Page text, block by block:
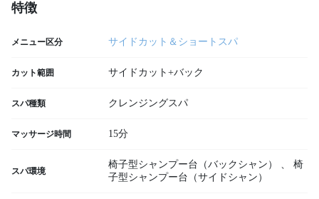
特徴
メニュー区分 サイドカット＆ショートスパ
カット範囲 サイドカット+バック
スパ種類 クレンジングスパ
マッサージ時間 15分
スパ環境
椅子型シャンプー台（バックシャン） 、
椅
子型シャンプー台（サイドシャン）